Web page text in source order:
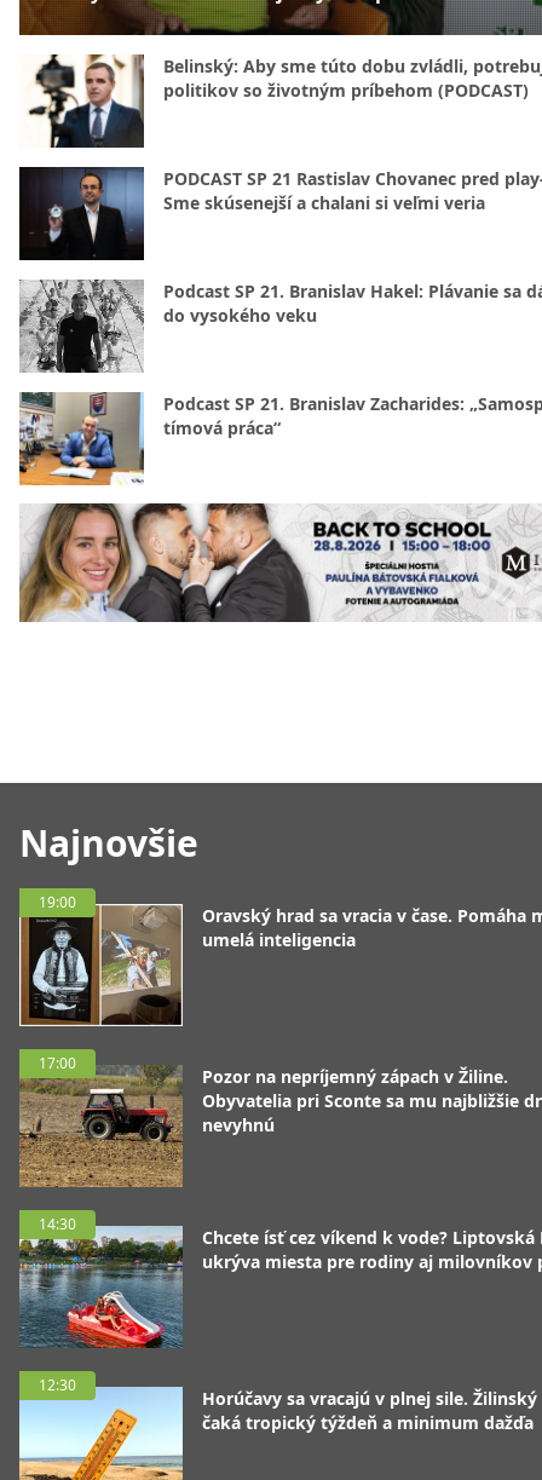
Najnovšie
19:00
Oravský hrad sa vracia v čase. Pomáha
umelá inteligencia
17:00
Pozor na nepríjemný zápach v Žiline.
Obyvatelia pri Sconte sa mu najbližšie
nevyhnú
14:30
Chcete ísť cez víkend k vode? Liptovská
ukrýva miesta pre rodiny aj milovníkov
12:30
Horúčavy sa vracajú v plnej sile.
čaká tropický týždeň a minimum dažďa
Belinský: Aby sme túto dobu zvládli,
politikov so životným príbehom (PODCAST)
PODCAST SP 21 Rastislav Chovanec pred
Sme skúsenejší a chalani si veľmi veria
Podcast SP 21. Branislav Hakel: Plávanie sa
do vysokého veku
Podcast SP 21. Branislav Zacharides:
tímová práca“